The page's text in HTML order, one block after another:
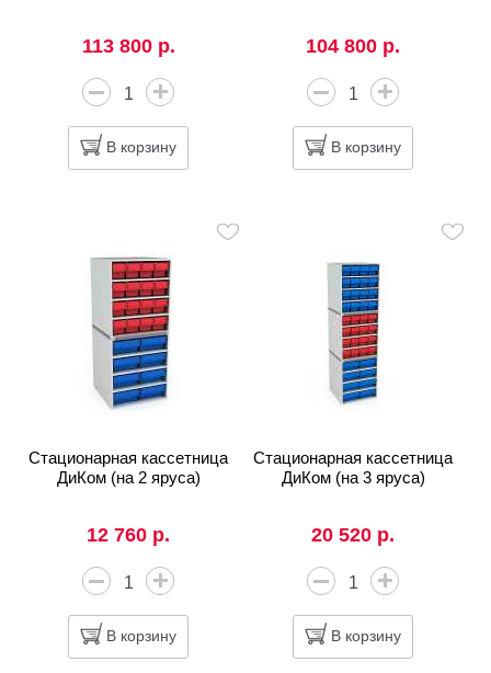
113 800 р.
В корзину
104 800 р.
В корзину
Стационарная кассетница
ДиКом (на 2 яруса)
12 760 р.
В корзину
Стационарная кассетница
ДиКом (на 3 яруса)
20 520 р.
В корзину